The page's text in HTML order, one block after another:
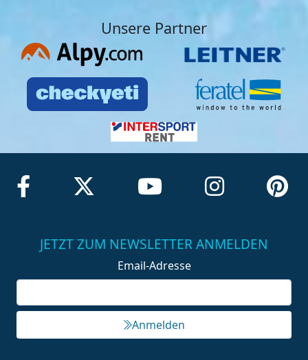
Unsere Partner
JETZT ZUM NEWSLETTER ANMELDEN
Email-Adresse
Anmelden